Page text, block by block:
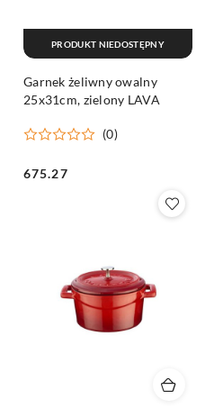
Garnek żeliwny owalny
25x31cm, zielony LAVA
(0)
Cena:
675.27
PRODUKT NIEDOSTĘPNY